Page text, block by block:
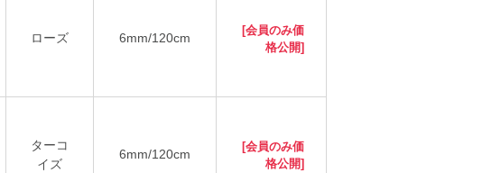
ローズ 6mm/120cm
[会員のみ価
格公開]
ターコ
イズ
6mm/120cm
[会員のみ価
格公開]